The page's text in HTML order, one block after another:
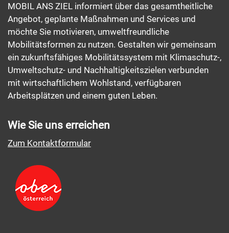
MOBIL ANS ZIEL informiert über das gesamtheitliche
Angebot, geplante Maßnahmen und Services und
möchte Sie motivieren, umweltfreundliche
Mobilitätsformen zu nutzen. Gestalten wir gemeinsam
ein zukunftsfähiges Mobilitätssystem mit Klimaschutz-,
Umweltschutz- und Nachhaltigkeitszielen verbunden
mit wirtschaftlichem Wohlstand, verfügbaren
Arbeitsplätzen und einem guten Leben.
Wie Sie uns erreichen
Zum Kontaktformular